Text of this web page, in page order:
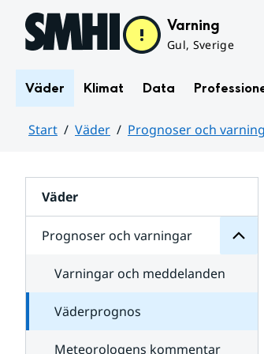
Hoppa till sidans innehåll Varning
Gul, Sverige
Väder Klimat Data
Start Väder Prognoser och
Väder
Prognoser och varningar
för
varningar
Varningar och meddelanden
Väderprognos
Meteorologens kommentar